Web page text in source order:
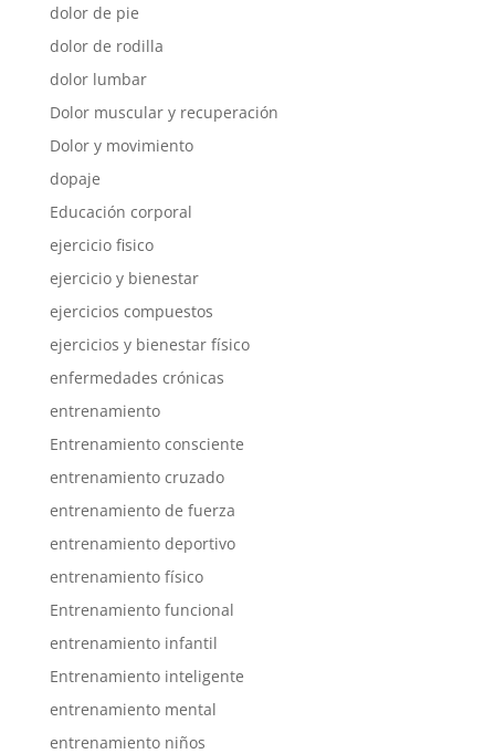
dolor de pie
dolor de rodilla
dolor lumbar
Dolor muscular y recuperación
Dolor y movimiento
dopaje
Educación corporal
ejercicio fisico
ejercicio y bienestar
ejercicios compuestos
ejercicios y bienestar físico
enfermedades crónicas
entrenamiento
Entrenamiento consciente
entrenamiento cruzado
entrenamiento de fuerza
entrenamiento deportivo
entrenamiento físico
Entrenamiento funcional
entrenamiento infantil
Entrenamiento inteligente
entrenamiento mental
entrenamiento niños